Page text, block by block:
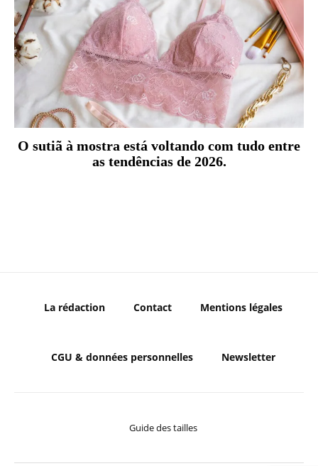
O sutiã à mostra está voltando com tudo entre
as tendências de 2026.
La rédaction Contact Mentions légales
CGU & données personnelles Newsletter
Guide des tailles